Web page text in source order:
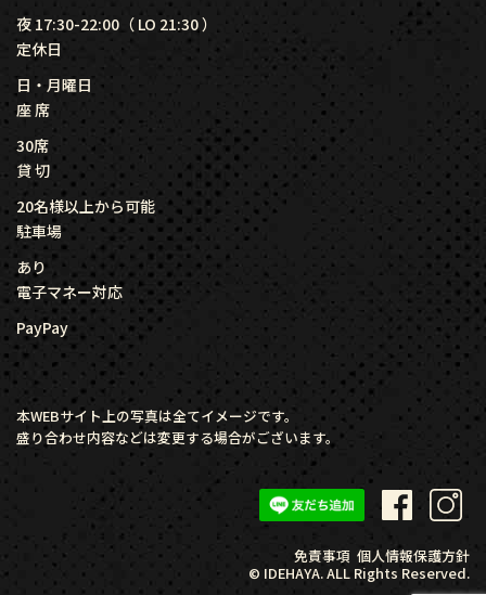
夜 17:30-22:00（ LO 21:30 ）
定休日
日・月曜日
座 席
30席
貸 切
20名様以上から可能
駐車場
あり
電子マネー対応
PayPay
本WEBサイト上の写真は全てイメージです。
盛り合わせ内容などは変更する場合がございます。
免責事項 個人情報保護方針
© IDEHAYA. ALL Rights Reserved.